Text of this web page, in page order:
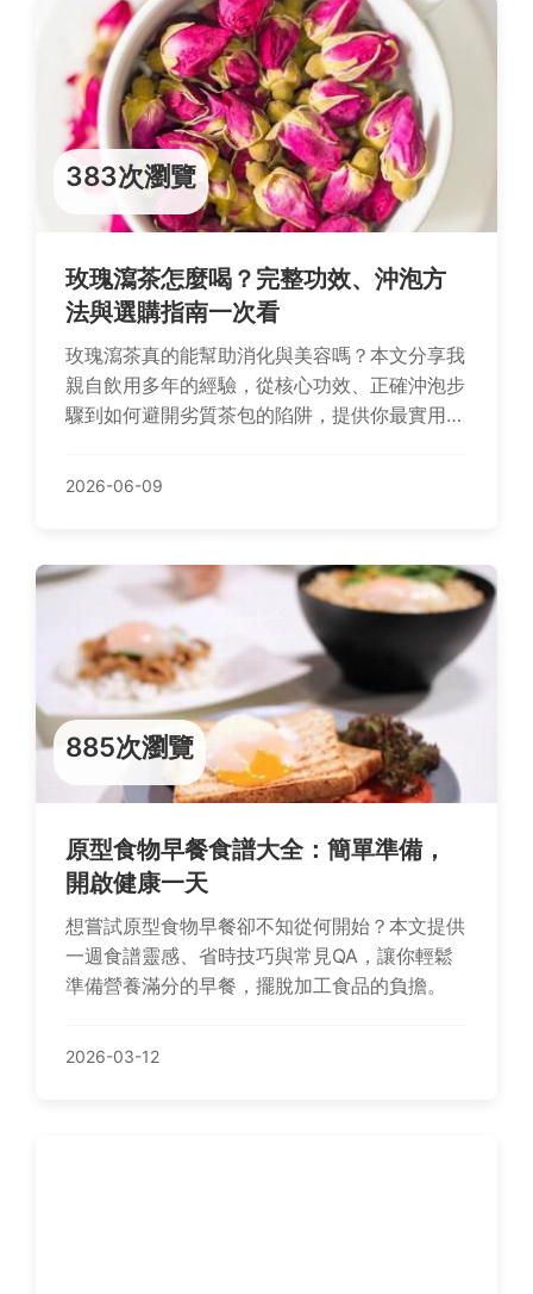
383次瀏覽
玫瑰瀉茶怎麼喝？完整功效、沖泡方
法與選購指南一次看
玫瑰瀉茶真的能幫助消化與美容嗎？本文分享我
親自飲用多年的經驗，從核心功效、正確沖泡步
驟到如何避開劣質茶包的陷阱，提供你最實用的
2026-06-09
885次瀏覽
原型食物早餐食譜大全：簡單準備，
開啟健康一天
想嘗試原型食物早餐卻不知從何開始？本文提供
一週食譜靈感、省時技巧與常見QA，讓你輕鬆
準備營養滿分的早餐，擺脫加工食品的負擔。
2026-03-12